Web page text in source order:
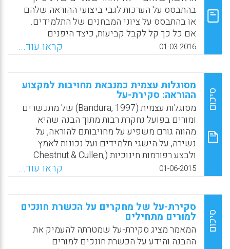
שנערכו עִמם משקפים את שלבי ההתפתחות של
זהותם המקצועית, והודות לכך מתקבלת תמונה
קוהרנטית של עולמם המקצועי ושל התמורות
בתפיסותיהם (ברוריה שישון, אריאלה
פופר-גבעון).
WhatsApp
Facebook
Email
X
בהתבסס על הערכות לגבי ביצועי ההוראה שלהם
או בהתבסס על ציוני המבחנים של התלמידים.
אם כל כך קל לקבל קביעות, כיצד היפנים
מבטיחים שהמורים שלהם, בייחוד מורים
מתחילים שנשכרים לעבודה עם מעט ניסיון
בהוראה, מספקים הוראה איכותית? כיצד הם
מטמיעים אחריותיות בקרב המורים? (Ahn, Ruth;
Asanuma, Shigeru; Mori, Hisayoshi, 2016).
WhatsApp
Facebook
Email
X
01-03-2016 קראו עוד...
סיכום
מסוגלות עצמית כמנבאת מחויבות למקצוע
ההוראה: סקירת-על
מסוגלות עצמית (Bandura, 1997) של מתכשרים
ומורים בפועל נחקרת רבות מתוך הבנה שהיא
מהווה גורם משפיע על מחויבותם להוראה, על
נשירה, על הישגי תלמידים ועל נכונות לאמץ
ולבצע רפורמות חינוכיות (Chestnut & Cullen,
2014). לאמונות במסוגלות עצמית יש תפקיד
מרכזי בתיאוריות חברתיות-קוגניטיביות (Lent et
al., 1994, Bandura, 1986, 1997), והן תורמות
להסברים של התפתחות קריירה אישית, בחירות
תעסוקתיות וחינוכיות והצלחה אקדמית ומקצועית.
טענת החוקרים היא שמתוך סקירה של 33
מאמרים ניתן לומר שיש קשר בין אמונות של
01-06-2015 קראו עוד...
סיכום
סקירת-על של מחקרים על הכשרת חונכים
למורים מתחילים
המאמר מציג סקירת-על שמטרתה להעמיק את
ההבנה והידע על הכשרת חונכים למורים